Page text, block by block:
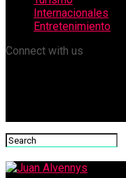
Internacionales
Entretenimiento
Connect with us